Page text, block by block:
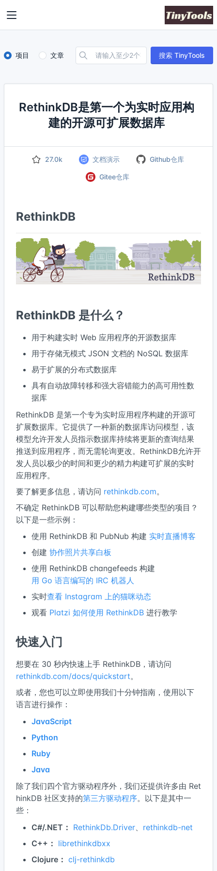
项目 文章 搜索 TinyTools
RethinkDB是第一个为实时应用构
建的开源可扩展数据库
27.0k 文档演示 Github仓库
Gitee仓库
RethinkDB
RethinkDB 是什么？
用于构建实时 Web 应用程序的开源数据库
用于存储无模式 JSON 文档的 NoSQL 数据库
易于扩展的分布式数据库
具有自动故障转移和强大容错能力的高可用性数
据库
RethinkDB 是第一个专为实时应用程序构建的开源可
扩展数据库。它提供了一种新的数据库访问模型，该
模型允许开发人员指示数据库持续将更新的查询结果
推送到应用程序，而无需轮询更改。RethinkDB允许开
发人员以极少的时间和更少的精力构建可扩展的实时
应用程序。
要了解更多信息，请访问 rethinkdb.com。
不确定 RethinkDB 可以帮助您构建哪些类型的项目？
以下是一些示例：
使用 RethinkDB 和 PubNub 构建 实时直播博客
创建 协作照片共享白板
使用 RethinkDB changefeeds 构建
用 Go 语言编写的 IRC 机器人
实时查看 Instagram 上的猫咪动态
观看 Platzi 如何使用 RethinkDB 进行教学
快速入门
想要在 30 秒内快速上手 RethinkDB，请访问
rethinkdb.com/docs/quickstart。
或者，您也可以立即使用我们十分钟指南，使用以下
语言进行操作：
JavaScript
Python
Ruby
Java
除了我们四个官方驱动程序外，我们还提供许多由 Ret
hinkDB 社区支持的第三方驱动程序。以下是其中一
些：
C#/.NET： RethinkDb.Driver
rethinkdb-net
C++： librethinkdbxx
Clojure： clj-rethinkdb